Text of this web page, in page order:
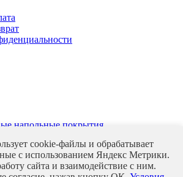
напольные покрытия
покрытий
cookie-файлы и обрабатывает
с использованием Яндекс Метрики.
сайта и взаимодействие с ним.